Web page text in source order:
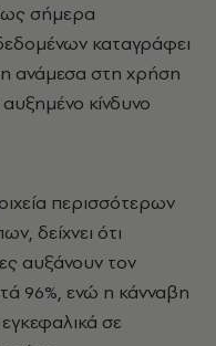
σήμερα
καταγράφει
ανάμεσα στη χρήση
κίνδυνο
περισσότερων
δείχνει ότι
αυξάνουν τον
96%, ενώ η κάνναβη
σε